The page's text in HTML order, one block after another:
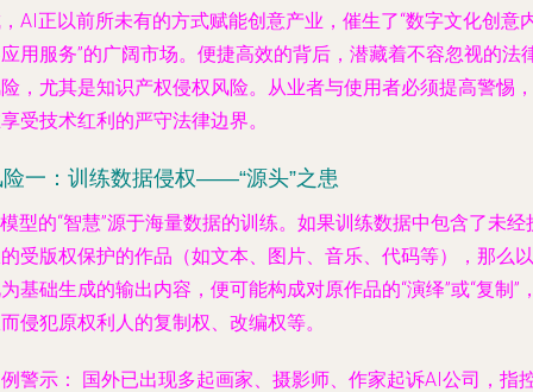
AI正以前所未有的方式赋能创意产业，催生了“数字文化创意
用服务”的广阔市场。便捷高效的背后，潜藏着不容忽视的法
，尤其是知识产权侵权风险。从业者与使用者必须提高警惕，
受技术红利的严守法律边界。
一：训练数据侵权——“源头”之患
型的“智慧”源于海量数据的训练。如果训练数据中包含了未经
受版权保护的作品（如文本、图片、音乐、代码等），那么以
基础生成的输出内容，便可能构成对原作品的“演绎”或“复制”
侵犯原权利人的复制权、改编权等。
警示：
国外已出现多起画家、摄影师、作家起诉AI公司，指